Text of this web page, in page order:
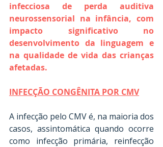
infecciosa de perda auditiva
neurossensorial na infância, com
impacto significativo no
desenvolvimento da linguagem e
na qualidade de vida das crianças
afetadas.
INFECÇÃO CONGÊNITA POR CMV
A infecção pelo CMV é, na maioria dos
casos, assintomática quando ocorre
como infecção primária, reinfecção